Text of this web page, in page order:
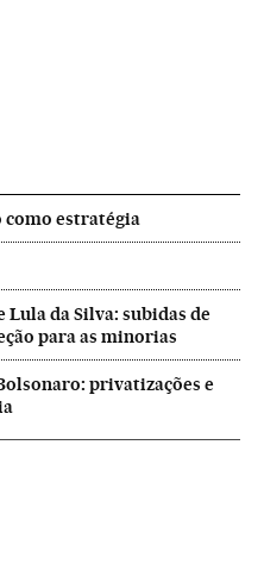
como estratégia
da Silva: subidas de
para as minorias
privatizações e